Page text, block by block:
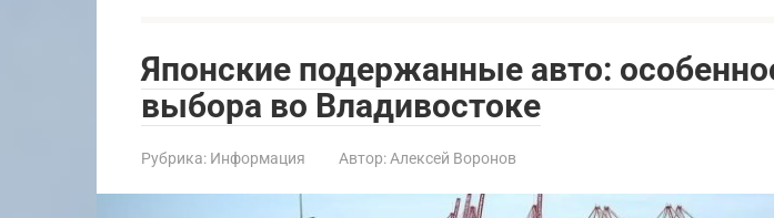
Японские подержанные авто:
выбора во Владивостоке
Рубрика: Информация Автор: Алексей Воронов